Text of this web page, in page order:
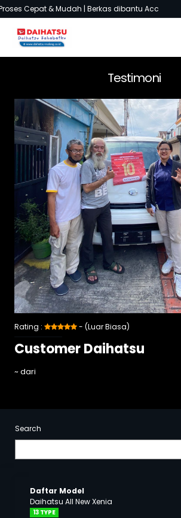
Cepat & Mudah | Berkas dibantu Acc
You are here : Beranda/Testimoni/
Testimoni
Rating : - (Luar Biasa)
Customer Daihatsu
~ dari
Search
Daftar Model
Daihatsu All New Xenia
13 TYPE